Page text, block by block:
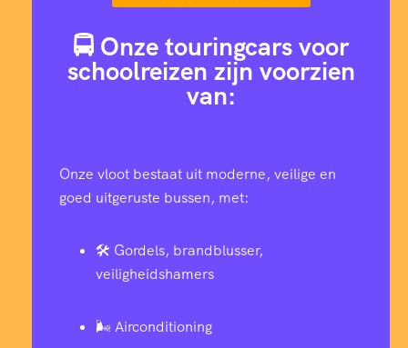
🚍 Onze touringcars voor
schoolreizen zijn voorzien
van:
Onze vloot bestaat uit moderne, veilige en
goed uitgeruste bussen, met:
🛠️ Gordels, brandblusser,
veiligheidshamers
🌬️ Airconditioning